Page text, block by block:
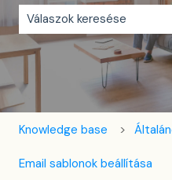
Nincs javaslat, mert
Knowledge base
Email sablonok beállítása